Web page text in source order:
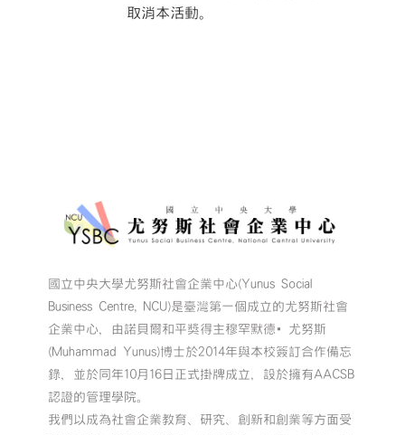
取消本活動。
國立中央大學尤努斯社會企業中心(Yunus Social
Business Centre, NCU)是臺灣第一個成立的尤努斯社會
企業中心，由諾貝爾和平獎得主穆罕默德•尤努斯
(Muhammad Yunus)博士於2014年與本校簽訂合作備忘
錄，並於同年10月16日正式掛牌成立，設於擁有AACSB
認證的管理學院。
我們以成為社會企業教育、研究、創新和創業等方面受